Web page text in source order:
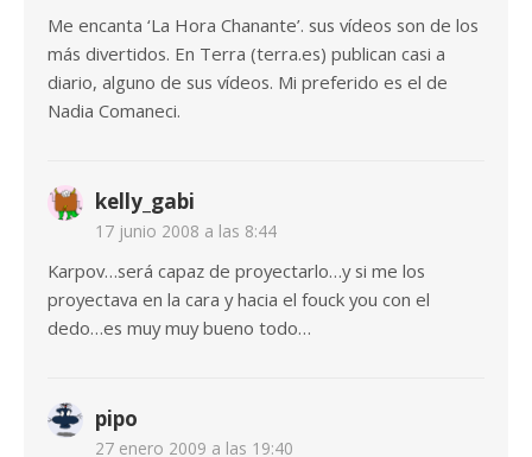
Me encanta ‘La Hora Chanante’. sus vídeos son de los
más divertidos. En Terra (terra.es) publican casi a
diario, alguno de sus vídeos. Mi preferido es el de
Nadia Comaneci.
kelly_gabi
17 junio 2008 a las 8:44
Karpov…será capaz de proyectarlo…y si me los
proyectava en la cara y hacia el fouck you con el
dedo…es muy muy bueno todo…
pipo
27 enero 2009 a las 19:40